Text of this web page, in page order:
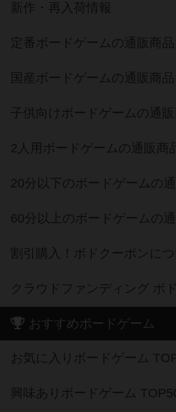
新作・再入荷情報
定番ボードゲームの通販商品
国産ボードゲームの通販商品
子供向けボードゲームの通
2人用ボードゲームの通販商
20分以下のボードゲームの
60分以上のボードゲームの
割引購入！ボドクーポンにつ
クラウドファンディング ボ
おすすめボードゲーム
お気に入りボードゲーム
興味ありボードゲーム